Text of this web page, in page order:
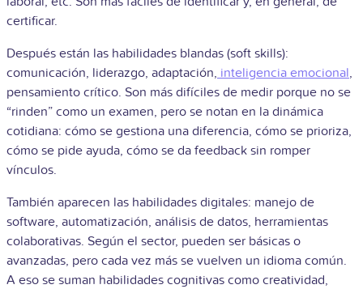
certificar.
Después están las habilidades blandas (soft skills):
comunicación, liderazgo, adaptación, inteligencia emocional,
pensamiento crítico. Son más difíciles de medir porque no se
“rinden” como un examen, pero se notan en la dinámica
cotidiana: cómo se gestiona una diferencia, cómo se prioriza,
cómo se pide ayuda, cómo se da feedback sin romper
vínculos.
También aparecen las habilidades digitales: manejo de
software, automatización, análisis de datos, herramientas
colaborativas. Según el sector, pueden ser básicas o
avanzadas, pero cada vez más se vuelven un idioma común.
A eso se suman habilidades cognitivas como creatividad,